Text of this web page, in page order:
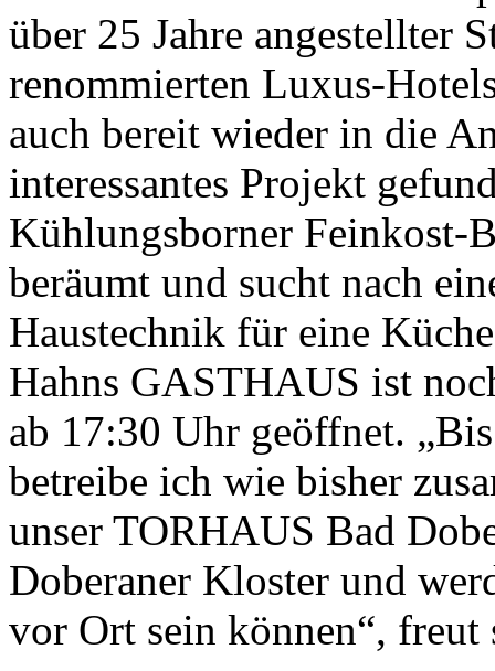
über 25 Jahre angestellter
renommierten Luxus-
auch bereit wieder in die
interessantes Projekt
Kühlungsborner Feinkost-
beräumt und sucht nach
Haustechnik für eine
Hahns GASTHAUS ist
ab 17:30 Uhr geöffnet.
betreibe ich wie bisher
unser TORHAUS Bad
Doberaner Kloster und
vor Ort sein können“,